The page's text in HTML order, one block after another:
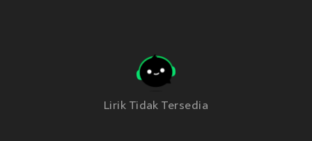
Lirik Tidak Tersedia